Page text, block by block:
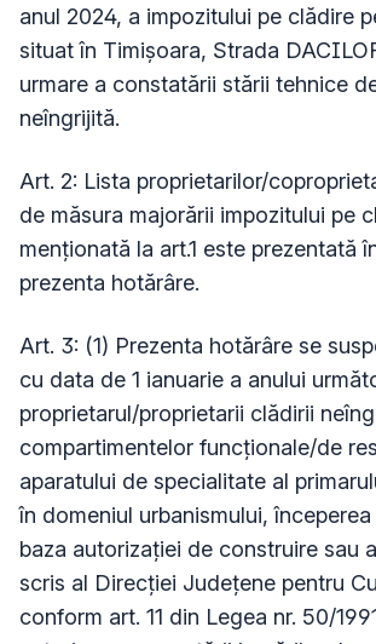
anul 2024, a impozitului pe clădire
situat în Timişoara, Strada
urmare a constatării stării tehnice
neîngrijită.
Art. 2: Lista proprietarilor/
de măsura majorării impozitului pe
menţionată la art.1 este prezentată
prezenta hotărâre.
Art. 3: (1) Prezenta hotărâre se
cu data de 1 ianuarie a anului
proprietarul/proprietarii clădirii
compartimentelor funcționale/de
aparatului de specialitate al
în domeniul urbanismului,
baza autorizației de construire sau
scris al Direcției Județene pentru
conform art. 11 din Legea nr. 50/